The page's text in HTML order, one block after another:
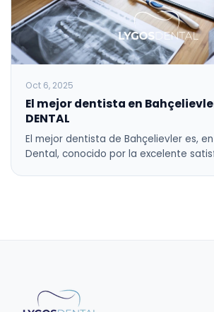
Oct 6, 2025
El mejor dentista en Bahçelievler
DENTAL
El mejor dentista de Bahçelievler es,
Dental, conocido por la excelente